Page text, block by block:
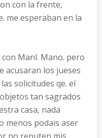
con la frente,
me esperaban en la
Manl. Mano. pero
acusaran los jueses
solicitudes qe. el
tan sagrados
casa, nada
menos podais aser
no reputen mis